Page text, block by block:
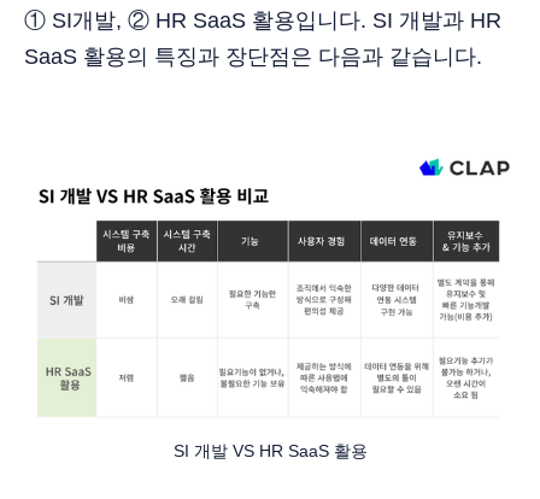
① SI개발, ② HR SaaS 활용입니다. SI 개발과 HR
SaaS 활용의 특징과 장단점은 다음과 같습니다.
SI 개발 VS HR SaaS 활용